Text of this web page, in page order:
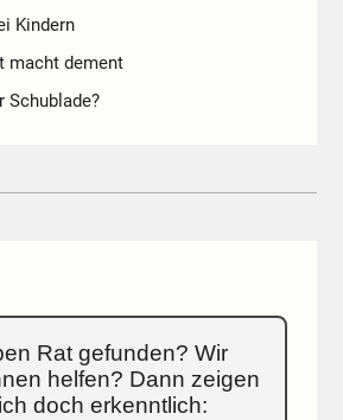
Kindern
macht dement
Schublade?
Rat gefunden? Wir
helfen? Dann zeigen
doch erkenntlich: